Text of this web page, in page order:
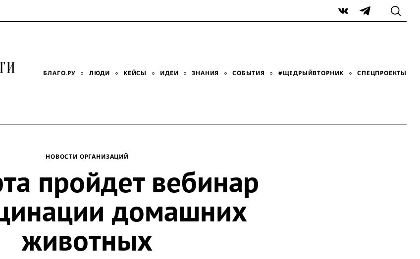
VK Telegram
БЛАГО.РУ ЛЮДИ КЕЙСЫ ИДЕИ ЗНАНИЯ СОБЫТИЯ #ЩЕДРЫЙВТОРНИК СПЕЦПРОЕКТЫ
НОВОСТИ ОРГАНИЗАЦИЙ
пройдет вебинар
домашних
животных